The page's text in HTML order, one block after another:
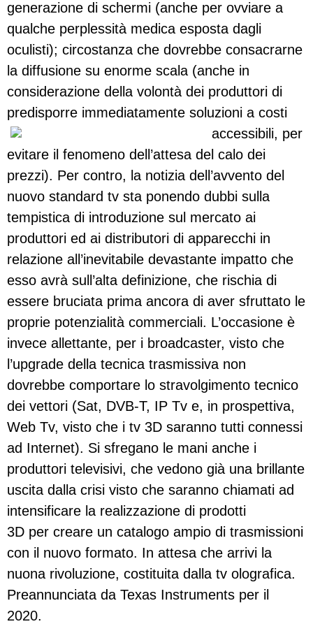
generazione di schermi (anche per ovviare a
qualche perplessità medica esposta dagli
oculisti); circostanza che dovrebbe consacrarne
la diffusione su enorme scala (anche in
considerazione della volontà dei produttori di
predisporre immediatamente soluzioni a costi
accessibili, per
evitare il fenomeno dell’attesa del calo dei
prezzi). Per contro, la notizia dell’avvento del
nuovo standard tv sta ponendo dubbi sulla
tempistica di introduzione sul mercato ai
produttori ed ai distributori di apparecchi in
relazione all’inevitabile devastante impatto che
esso avrà sull’alta definizione, che rischia di
essere bruciata prima ancora di aver sfruttato le
proprie potenzialità commerciali. L’occasione è
invece allettante, per i broadcaster, visto che
l’upgrade della tecnica trasmissiva non
dovrebbe comportare lo stravolgimento tecnico
dei vettori (Sat, DVB-T, IP Tv e, in prospettiva,
Web Tv, visto che i tv 3D saranno tutti connessi
ad Internet). Si sfregano le mani anche i
produttori televisivi, che vedono già una brillante
uscita dalla crisi visto che saranno chiamati ad
intensificare la realizzazione di prodotti
3D per creare un catalogo ampio di trasmissioni
con il nuovo formato. In attesa che arrivi la
nuona rivoluzione, costituita dalla tv olografica.
Preannunciata da Texas Instruments per il
2020.